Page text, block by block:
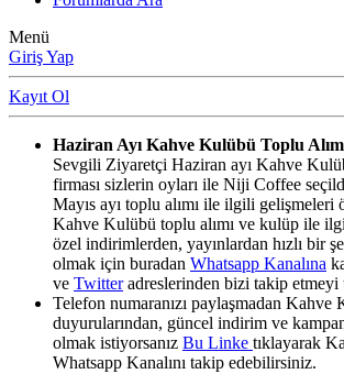
Menü
Giriş Yap
Kayıt Ol
Haziran Ayı Kahve Kulübü Toplu
Sevgili Ziyaretçi Haziran ayı Kahve
firması sizlerin oyları ile Niji Coffee
Mayıs ayı toplu alımı ile ilgili gelişmeleri
Kahve Kulübü toplu alımı ve kulüp ile
özel indirimlerden, yayınlardan hızlı bir
olmak için buradan Whatsapp Kanalına
ve Twitteradreslerinden bizi takip etmeyi
Telefon numaranızı paylaşmadan Kahve
duyurularından, güncel indirim ve
olmak istiyorsanız Bu Linke tıklayarak
Whatsapp Kanalını takip edebilirsiniz.